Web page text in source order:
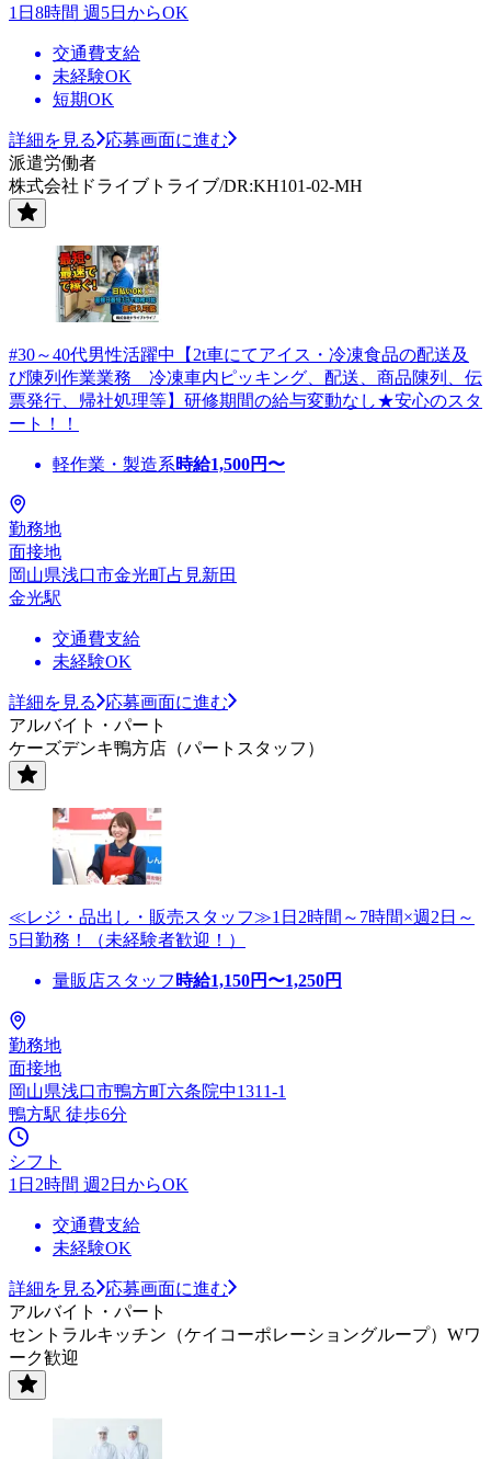
1日8時間 週5日からOK
交通費支給
未経験OK
短期OK
詳細を見る
応募画面に進む
派遣労働者
株式会社ドライブトライブ/DR:KH101-02-MH
#30～40代男性活躍中【2t車にてアイス・冷凍食品の配送及
び陳列作業業務 冷凍車内ピッキング、配送、商品陳列、伝
票発行、帰社処理等】研修期間の給与変動なし★安心のスタ
ート！！
軽作業・製造系時給1,500円〜
勤務地
面接地
岡山県浅口市金光町占見新田
金光駅
交通費支給
未経験OK
詳細を見る
応募画面に進む
アルバイト・パート
ケーズデンキ鴨方店（パートスタッフ）
≪レジ・品出し・販売スタッフ≫1日2時間～7時間×週2日～
5日勤務！（未経験者歓迎！）
量販店スタッフ 時給1,150円〜1,250円
勤務地
面接地
岡山県浅口市鴨方町六条院中1311-1
鴨方駅 徒歩6分
シフト
1日2時間 週2日からOK
交通費支給
未経験OK
詳細を見る
応募画面に進む
アルバイト・パート
セントラルキッチン（ケイコーポレーショングループ）Wワ
ーク歓迎